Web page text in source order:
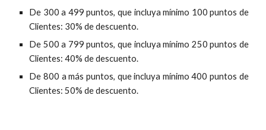
De 300 a 499 puntos, que incluya mínimo 100 puntos de
Clientes: 30% de descuento.
De 500 a 799 puntos, que incluya mínimo 250 puntos de
Clientes: 40% de descuento.
De 800 a más puntos, que incluya mínimo 400 puntos de
Clientes: 50% de descuento.